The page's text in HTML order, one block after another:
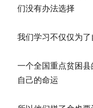
们没有办法选择
我们学习不仅仅为
一个全国重点贫困
自己的命运